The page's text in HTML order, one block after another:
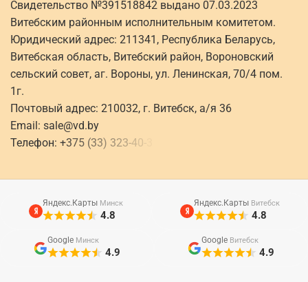
Свидетельство №391518842 выдано 07.03.2023
Витебским районным исполнительным комитетом.
Юридический адрес: 211341, Республика Беларусь,
Витебская область, Витебский район, Вороновский
сельский совет, аг. Вороны, ул. Ленинская, 70/4 пом.
1г.
Почтовый адрес: 210032, г. Витебск, а/я 36
Email: sale@vd.by
Телефон: +375 (33) 323-40-
Яндекс.Карты Минск
4.8
Яндекс.Карты Витебск
4.8
Google Минск
4.9
Google Витебск
4.9